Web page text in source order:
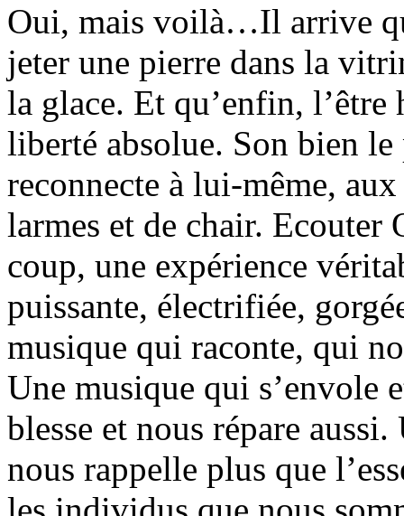
Oui, mais voilà…Il arrive
jeter une pierre dans la
la glace. Et qu’enfin,
liberté absolue. Son bien
reconnecte à lui-même,
larmes et de chair.
coup, une expérience
puissante, électrifiée,
musique qui raconte, qui
Une musique qui s’envole
blesse et nous répare
nous rappelle plus que